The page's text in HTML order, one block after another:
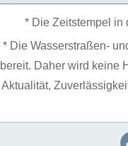
* Die Zeitstempel in
* Die Wasserstraßen-
bereit. Daher wird keine
Aktualität,